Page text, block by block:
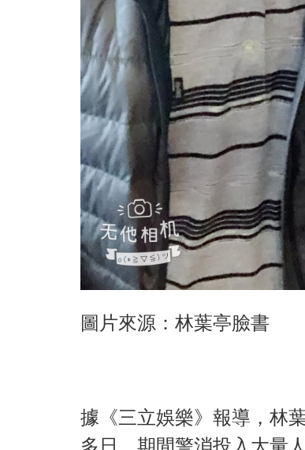
圖片來源：林葉亭臉書
據《三立娛樂》報導，林
多日，期間警消投入大量